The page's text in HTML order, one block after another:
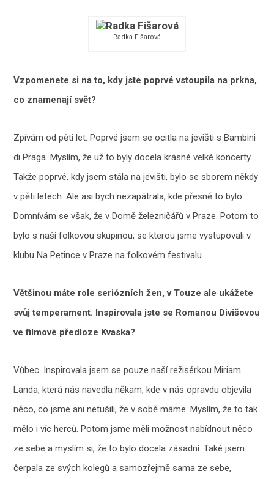
Radka Fišarová
Vzpomenete si na to, kdy jste poprvé vstoupila na prkna,
co znamenají svět?
Zpívám od pěti let. Poprvé jsem se ocitla na jevišti s Bambini
di Praga. Myslím, že už to byly docela krásné velké koncerty.
Takže poprvé, kdy jsem stála na jevišti, bylo se sborem někdy
v pěti letech. Ale asi bych nezapátrala, kde přesně to bylo.
Domnívám se však, že v Domě železničářů v Praze. Potom to
bylo s naší folkovou skupinou, se kterou jsme vystupovali v
klubu Na Petince v Praze na folkovém festivalu.
Většinou máte role seriózních žen, v Touze ale ukážete
svůj temperament. Inspirovala jste se Romanou Divišovou
ve filmové předloze Kvaska?
Vůbec. Inspirovala jsem se pouze naší režisérkou Miriam
Landa, která nás navedla někam, kde v nás opravdu objevila
něco, co jsme ani netušili, že v sobě máme. Myslím, že to tak
mělo i víc herců. Potom jsme měli možnost nabídnout něco
ze sebe a myslím si, že to bylo docela zásadní. Také jsem
čerpala ze svých kolegů a samozřejmě sama ze sebe,